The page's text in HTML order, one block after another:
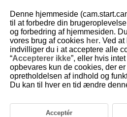
D101-159
Ændring eller sletning af
tilslutningsindstillinger
afbrydeWi-Fi-forbindelsen.
Denne hjemmeside
til at forbedre din
og forbedring af hjemmesiden.
vores brug af cookies her. Ved at
indvilliger du i at acceptere alle
“Accepterer ikke”, eller hvis
opbevares kun de cookies, der
opretholdelsen af indhold og
Du kan til hver en tid ændre
Acceptér